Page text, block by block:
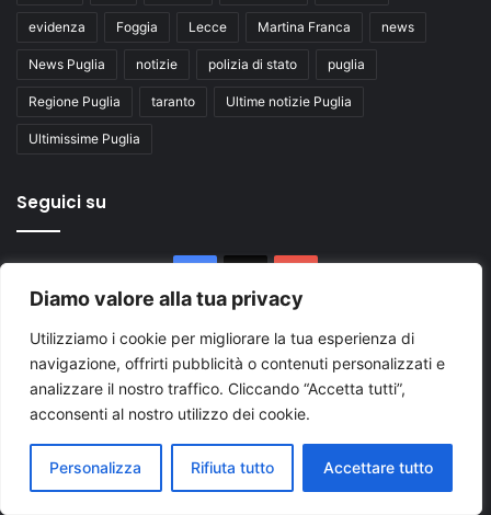
Diamo valore alla tua privacy
Utilizziamo i cookie per migliorare la tua esperienza di
navigazione, offrirti pubblicità o contenuti personalizzati e
analizzare il nostro traffico. Cliccando “Accetta tutti”,
acconsenti al nostro utilizzo dei cookie.
Personalizza Rifiuta tutto Accettare tutto
evidenza Foggia Lecce Martina Franca news
News Puglia notizie polizia di stato puglia
Regione Puglia taranto Ultime notizie Puglia
Ultimissime Puglia
Seguici su